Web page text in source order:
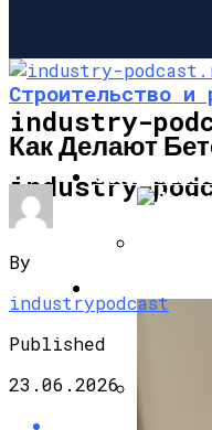
industry-
industry-
Строительство и
Как Делают
By
industrypodcast
Published
23.06.2026